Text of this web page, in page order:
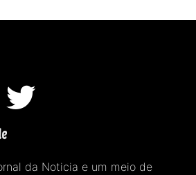
da Noticia e um meio de